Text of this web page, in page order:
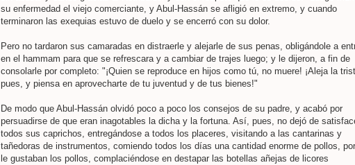
su enfermedad el viejo comerciante, y Abul-Hassán se afligió en extremo, y cuando
terminaron las exequias estuvo de duelo y se encerró con su dolor.
Pero no tardaron sus camaradas en distraerle y alejarle de sus penas, obligándole a
en el hammam para que se refrescara y a cambiar de trajes luego; y le dijeron, a fin de
consolarle por completo: "¡Quien se reproduce en hijos como tú, no muere! ¡Aleja la
pues, y piensa en aprovecharte de tu juventud y de tus bienes!"
De modo que Abul-Hassán olvidó poco a poco los consejos de su padre, y acabó por
persuadirse de que eran inagotables la dicha y la fortuna. Así, pues, no dejó de
todos sus caprichos, entregándose a todos los placeres, visitando a las cantarinas y
tañedoras de instrumentos, comiendo todos los días una cantidad enorme de pollos,
le gustaban los pollos, complaciéndose en destapar las botellas añejas de licores